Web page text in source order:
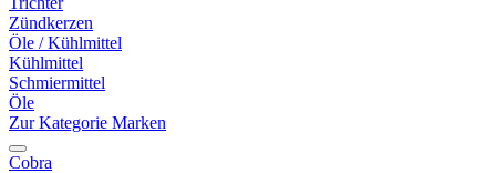
Zündkerzen
Öle / Kühlmittel
Kühlmittel
Schmiermittel
Öle
Zur Kategorie Marken
Cobra